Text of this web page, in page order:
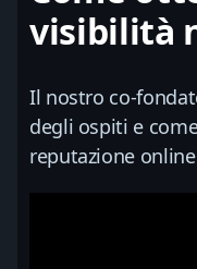
visibilità
Il nostro co-
degli ospiti e
reputazione